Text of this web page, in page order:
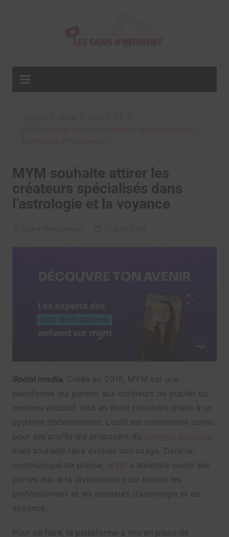
MYM souhaite attirer les
créateurs spécialisés dans
l’astrologie et la voyance
Social media. Créée en 2019, MYM est une
plateforme qui permet aux créateurs de publier du
contenu exclusif, tout en étant rémunéré grâce à un
système d’abonnement. L’outil est notamment connu
pour ses profils qui proposent du
,
mais souhaite faire évoluer son image. Dans un
communiqué de presse,
a annoncé ouvrir ses
portes aux arts divinatoires pour inclure les
professionnels et les amateurs d’astrologie et de
voyance.
Pour ce faire, la plateforme a mis en place de